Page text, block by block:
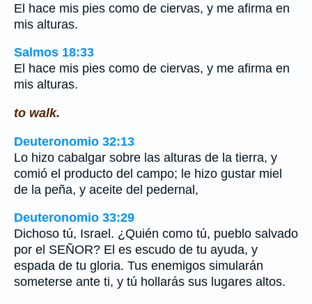
El hace mis pies como de ciervas, y me afirma en
mis alturas.
Salmos 18:33
El hace mis pies como de ciervas, y me afirma en
mis alturas.
to walk.
Deuteronomio 32:13
Lo hizo cabalgar sobre las alturas de la tierra, y
comió el producto del campo; le hizo gustar miel
de la peña, y aceite del pedernal,
Deuteronomio 33:29
Dichoso tú, Israel. ¿Quién como tú, pueblo salvado
por el SEÑOR? El es escudo de tu ayuda, y
espada de tu gloria. Tus enemigos simularán
someterse ante ti, y tú hollarás sus lugares altos.